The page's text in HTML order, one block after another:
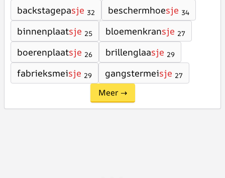
backstagepasje 32 beschermhoesje 34
binnenplaatsje 25 bloemenkransje 27
boerenplaatsje 26 brillenglaasje 29
fabrieksmeisje 29 gangstermeisje 27
Meer →